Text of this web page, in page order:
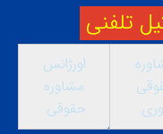
تلفنی
اورژانس
مشاوره
حقوقی